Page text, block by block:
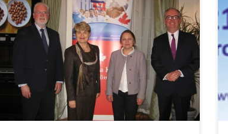
2016 – Internacionalna godina suvih mahunarki
(sočivo, pasulj, leblebije, suvi grašak) Za više
informacija posetite Pulses 2016… “Pulses”
predavanje u Beogradu, Ambasada Kanade, 23. 03.
2016. , Agenda